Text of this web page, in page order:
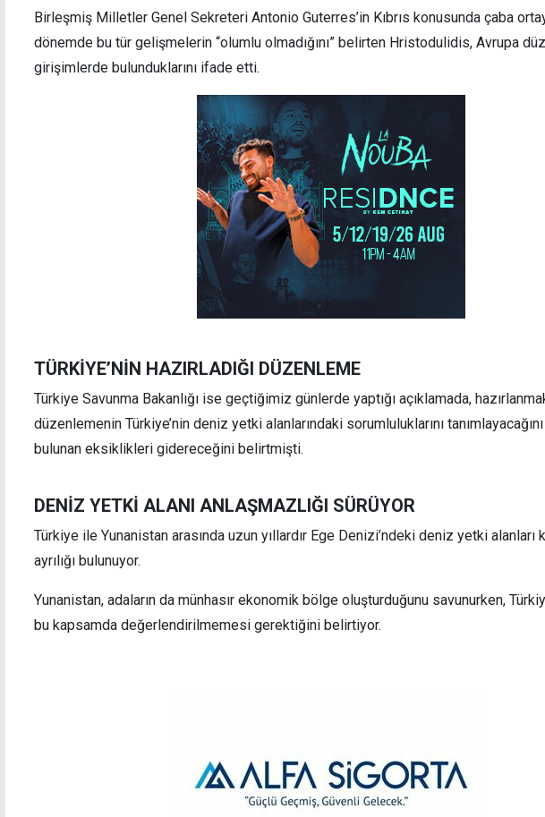
Birleşmiş Milletler Genel Sekreteri Antonio Guterres’in Kıbrıs konusunda çaba
dönemde bu tür gelişmelerin “olumlu olmadığını” belirten Hristodulidis, Avrupa
girişimlerde bulunduklarını ifade etti.
TÜRKİYE’NİN HAZIRLADIĞI DÜZENLEME
Türkiye Savunma Bakanlığı ise geçtiğimiz günlerde yaptığı açıklamada,
düzenlemenin Türkiye’nin deniz yetki alanlarındaki sorumluluklarını
bulunan eksiklikleri gidereceğini belirtmişti.
DENİZ YETKİ ALANI ANLAŞMAZLIĞI SÜRÜYOR
Türkiye ile Yunanistan arasında uzun yıllardır Ege Denizi’ndeki deniz yetki alanları
ayrılığı bulunuyor.
Yunanistan, adaların da münhasır ekonomik bölge oluşturduğunu savunurken,
bu kapsamda değerlendirilmemesi gerektiğini belirtiyor.